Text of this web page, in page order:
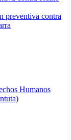
preventiva contra
Humanos